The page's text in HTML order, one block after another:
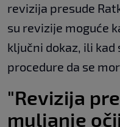
revizija presude
su revizije moguće
ključni dokaz, ili kad
procedure da se
"Revizija
muljanje